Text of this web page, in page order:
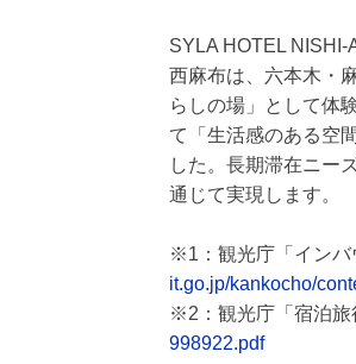
SYLA HOTEL NISHI-
西麻布は、六本木・
らしの場」として体
て「生活感のある空
した。長期滞在ニー
通じて実現します。
※1：観光庁「インバ
it.go.jp/kankocho/
※2：観光庁「宿泊旅
998922.pdf